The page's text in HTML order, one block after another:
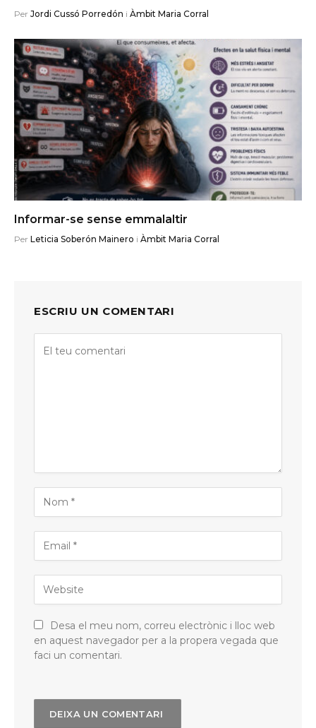
Per Jordi Cussó Porredón i Àmbit Maria Corral
Informar-se sense emmalaltir
Per Leticia Soberón Mainero i Àmbit Maria Corral
ESCRIU UN COMENTARI
Desa el meu nom, correu electrònic i lloc web
en aquest navegador per a la propera vegada que
faci un comentari.